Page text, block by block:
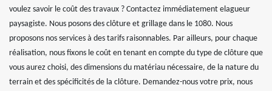
voulez savoir le coût des travaux ? Contactez immédiatement elagueur
paysagiste. Nous posons des clôture et grillage dans le 1080. Nous
proposons nos services à des tarifs raisonnables. Par ailleurs, pour chaque
réalisation, nous fixons le coût en tenant en compte du type de clôture que
vous aurez choisi, des dimensions du matériau nécessaire, de la nature du
terrain et des spécificités de la clôture. Demandez-nous votre prix, nous